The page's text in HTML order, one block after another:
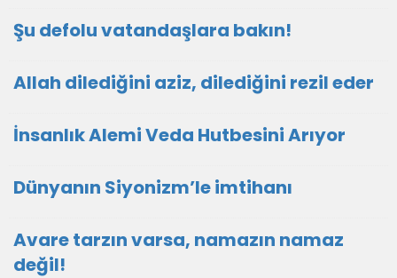
Şu defolu vatandaşlara bakın!
Allah dilediğini aziz, dilediğini rezil eder
İnsanlık Alemi Veda Hutbesini Arıyor
Dünyanın Siyonizm’le imtihanı
Avare tarzın varsa, namazın namaz
değil!